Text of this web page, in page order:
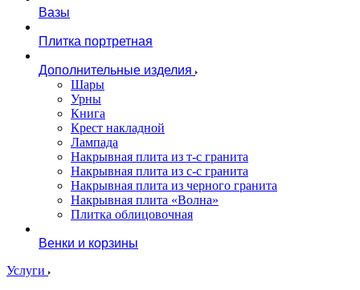
Вазы
Плитка портретная
Дополнительные изделия
Шары
Урны
Книга
Крест накладной
Лампада
Накрывная плита из т-с гранита
Накрывная плита из с-с гранита
Накрывная плита из черного гранита
Накрывная плита «Волна»
Плитка облицовочная
Венки и корзины
Услуги